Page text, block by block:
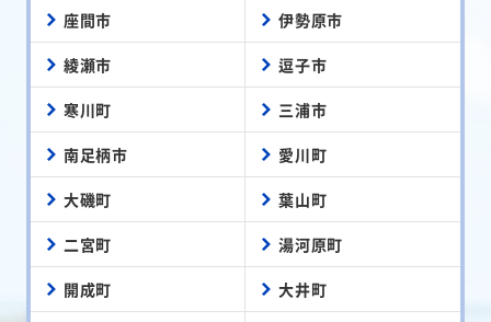
座間市 伊勢原市
綾瀬市 逗子市
寒川町 三浦市
南足柄市 愛川町
大磯町 葉山町
二宮町 湯河原町
開成町 大井町